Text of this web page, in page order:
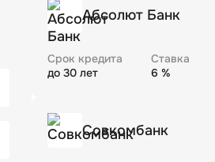
Абсолют Банк
Срок кредита
до 30 лет
Ставка
6 %
Совкомбанк